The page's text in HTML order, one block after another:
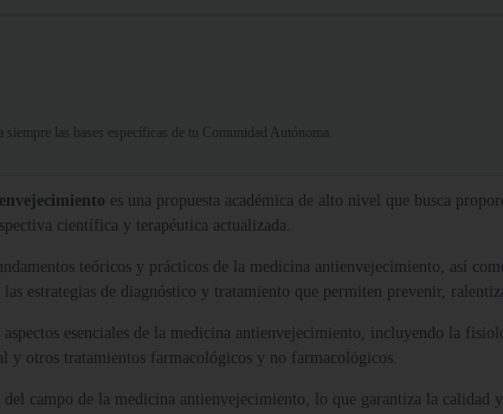
las bases específicas de tu Comunidad Autónoma.
es una propuesta académica de alto nivel que busca
científica y terapéutica actualizada.
teóricos y prácticos de la medicina antienvejecimiento, así
estrategias de diagnóstico y tratamiento que permiten prevenir,
esenciales de la medicina antienvejecimiento, incluyendo la
y otros tratamientos farmacológicos y no farmacológicos.
campo de la medicina antienvejecimiento, lo que garantiza la